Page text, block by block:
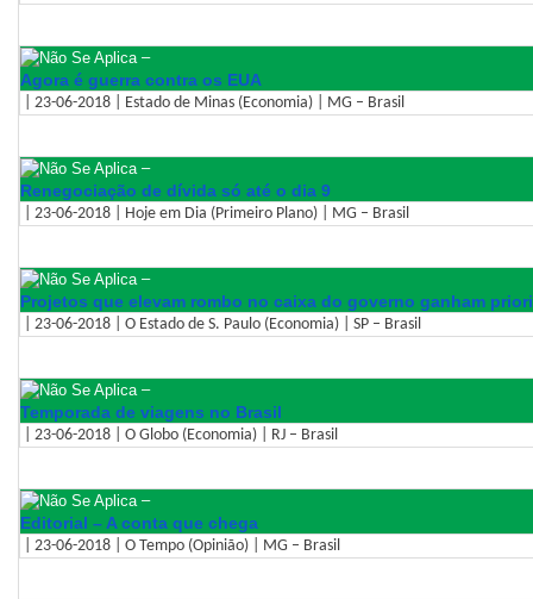
–
Agora é guerra contra os EUA
| 23-06-2018 | Estado de Minas (Economia) | MG – Brasil
–
Renegociação de dívida só até o dia 9
| 23-06-2018 | Hoje em Dia (Primeiro Plano) | MG – Brasil
–
Projetos que elevam rombo no caixa do governo ganham
| 23-06-2018 | O Estado de S. Paulo (Economia) | SP – Brasil
–
Temporada de viagens no Brasil
| 23-06-2018 | O Globo (Economia) | RJ – Brasil
–
Editorial – A conta que chega
| 23-06-2018 | O Tempo (Opinião) | MG – Brasil